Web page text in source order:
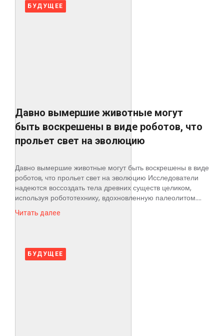
БУДУЩЕЕ
Давно вымершие животные могут
быть воскрешены в виде роботов, что
прольет свет на эволюцию
Давно вымершие животные могут быть воскрешены в виде
роботов, что прольет свет на эволюцию Исследователи
надеются воссоздать тела древних существ целиком,
используя робототехнику, вдохновленную палеолитом....
Читать далее
БУДУЩЕЕ